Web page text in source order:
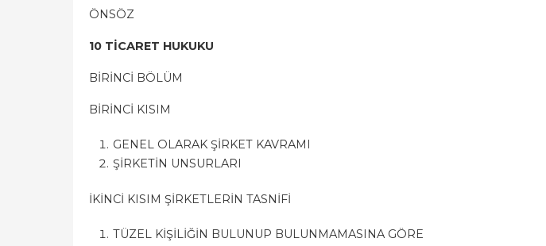
ÖNSÖZ
10 TİCARET HUKUKU
BİRİNCİ BÖLÜM
BİRİNCİ KISIM
GENEL OLARAK ŞİRKET KAVRAMI
ŞİRKETİN UNSURLARI
İKİNCİ KISIM ŞİRKETLERİN TASNİFİ
TÜZEL KİŞİLİĞİN BULUNUP BULUNMAMASINA GÖRE